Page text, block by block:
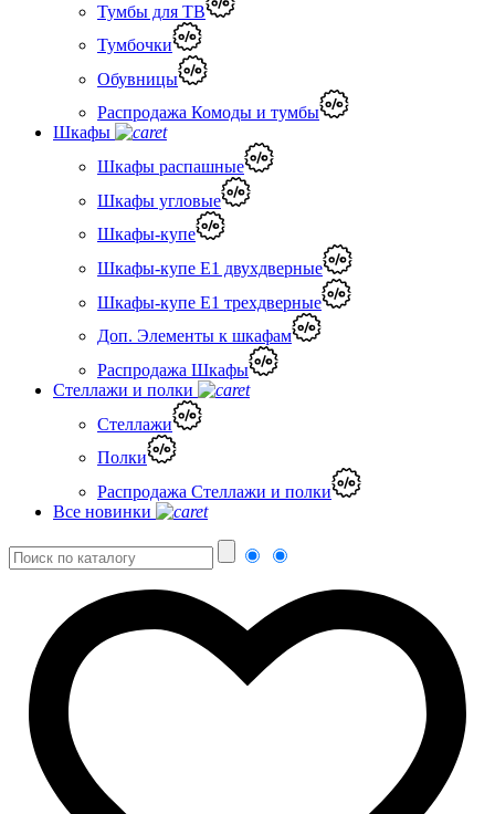
Тумбы для ТВ
Тумбочки
Обувницы
Распродажа Комоды и тумбы
Шкафы
Шкафы распашные
Шкафы угловые
Шкафы-купе
Шкафы-купе Е1 двухдверные
Шкафы-купе Е1 трехдверные
Доп. Элементы к шкафам
Распродажа Шкафы
Стеллажи и полки
Стеллажи
Полки
Распродажа Стеллажи и полки
Все новинки